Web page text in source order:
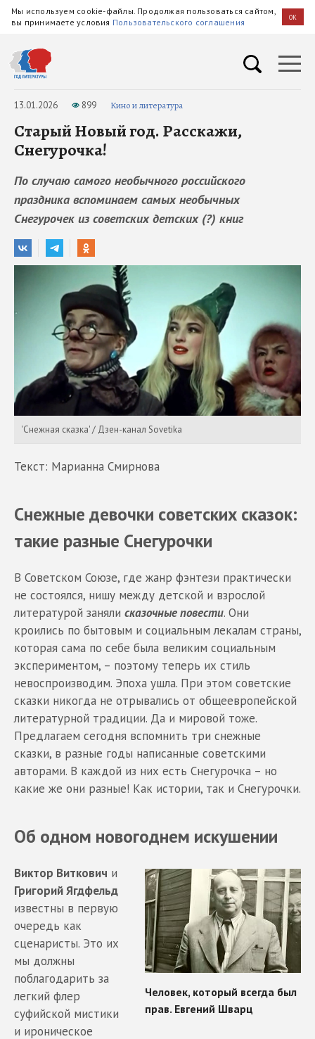
Мы используем cookie-файлы. Продолжая пользоваться сайтом,
вы принимаете условия Пользовательского соглашения OK
13.01.2026 899 Кино и литература
Старый Новый год. Расскажи,
Снегурочка!
По случаю самого необычного российского
праздника вспоминаем самых необычных
Снегурочек из советских детских (?) книг
'Снежная сказка' / Дзен-канал Sovetika
Текст: Марианна Смирнова
Снежные девочки советских сказок:
такие разные Снегурочки
В Советском Союзе, где жанр фэнтези практически
не состоялся, нишу между детской и взрослой
литературой заняли сказочные повести. Они
кроились по бытовым и социальным лекалам страны,
которая сама по себе была великим социальным
экспериментом, – поэтому теперь их стиль
невоспроизводим. Эпоха ушла. При этом советские
сказки никогда не отрывались от общеевропейской
литературной традиции. Да и мировой тоже.
Предлагаем сегодня вспомнить три снежные
сказки, в разные годы написанные советскими
авторами. В каждой из них есть Снегурочка – но
какие же они разные! Как истории, так и Снегурочки.
Об одном новогоднем искушении
Виктор Виткович и
Григорий Ягдфельд
известны в первую
очередь как
сценаристы. Это их
мы должны
поблагодарить за
легкий флер
суфийской мистики
и ироническое